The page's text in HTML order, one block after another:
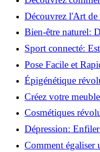
toujours possible!
Découvrez l'Art
Incontournables
Bien-être naturel:
vie saine!
Sport connecté:
pour vous?
Pose Facile et
Monter des
Épigénétique
pour transformer
Créez votre
pour débutants!
Cosmétiques
comment les
beauté!
Dépression:
solution!
Comment égaliser